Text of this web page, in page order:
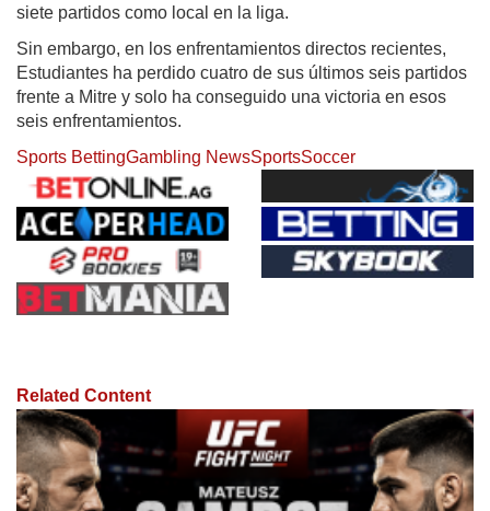
siete partidos como local en la liga.
Sin embargo, en los enfrentamientos directos recientes,
Estudiantes ha perdido cuatro de sus últimos seis partidos
frente a Mitre y solo ha conseguido una victoria en esos
seis enfrentamientos.
Sports BettingGambling NewsSportsSoccer
Related Content